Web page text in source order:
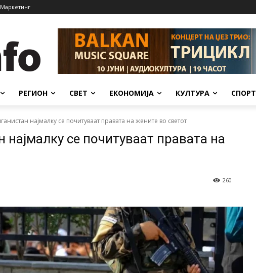
Маркетинг
РЕГИОН СВЕТ ЕКОНОМИЈА КУЛТУРА СПОРТ
најмалку се почитуваат правата на жените во светот
се почитуваат правата на
260